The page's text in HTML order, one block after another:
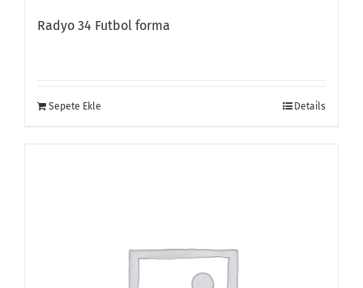
Radyo 34 Futbol forma
Sepete Ekle Details